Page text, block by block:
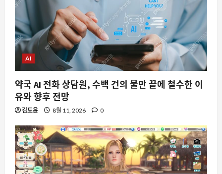
AI
약국 AI 전화 상담원, 수백 건의 불만 끝에 철수한 이
유와 향후 전망
김도윤 8월 11, 2026 0